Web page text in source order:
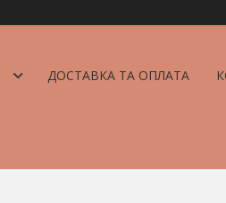
ДОСТАВКА ТА ОПЛАТА